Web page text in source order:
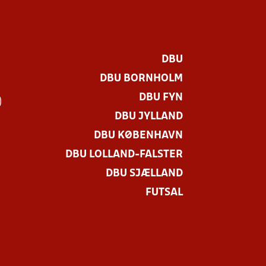
DBU
DBU BORNHOLM
DBU FYN
DBU JYLLAND
DBU KØBENHAVN
DBU LOLLAND-FALSTER
DBU SJÆLLAND
FUTSAL